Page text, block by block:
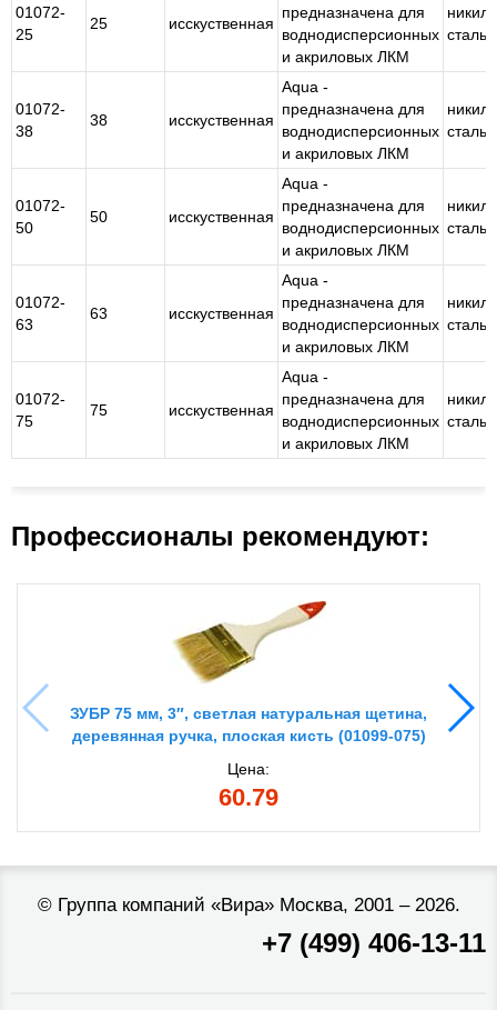
01072-
25
25 исскуственная
предназначена для
воднодисперсионных
и акриловых ЛКМ
сталь
01072-
38
38 исскуственная
Aqua -
предназначена для
воднодисперсионных
и акриловых ЛКМ
сталь
01072-
50
50 исскуственная
Aqua -
предназначена для
воднодисперсионных
и акриловых ЛКМ
сталь
01072-
63
63 исскуственная
Aqua -
предназначена для
воднодисперсионных
и акриловых ЛКМ
сталь
01072-
75
75 исскуственная
Aqua -
предназначена для
воднодисперсионных
и акриловых ЛКМ
сталь
Профессионалы рекомендуют:
ЗУБР 75 мм, 3″, светлая натуральная щетина,
деревянная ручка, плоская кисть (01099-075)
Цена:
60.79
© Группа компаний «Вира»Москва, 2001 – 2026.
+7 (499) 406-13-11